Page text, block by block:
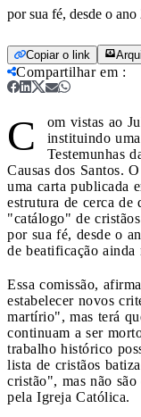
por sua fé, desde o
Copiar o link
Compartilhar em :
C
om vistas ao
instituindo
Testemunhas
Causas dos Santos.
uma carta publicada
estrutura de cerca de
"catálogo" de
por sua fé, desde o
de beatificação
Essa comissão,
estabelecer novos
martírio", mas terá
continuam a ser
trabalho histórico
lista de cristãos
cristão", mas não
pela Igreja Católica.